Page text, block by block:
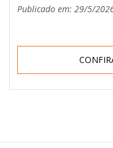
Publicado em: 29/5/